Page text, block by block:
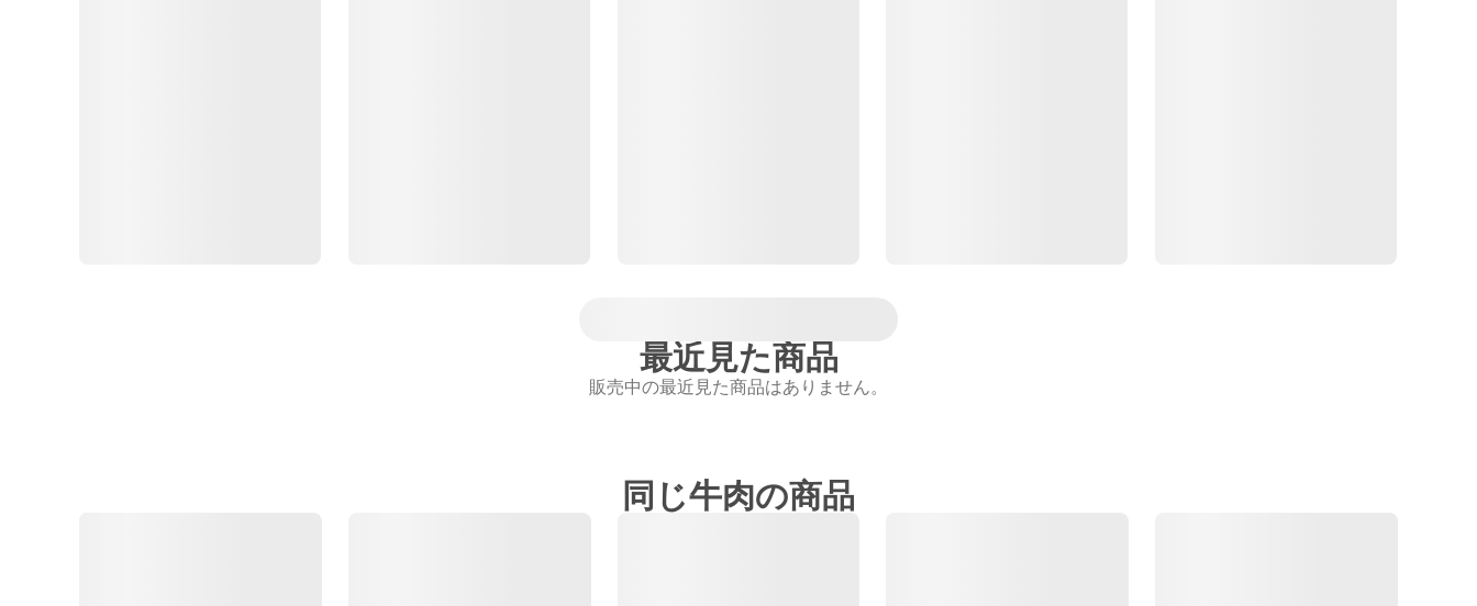
最近見た商品
販売中の最近見た商品はありません。
同じ牛肉の商品